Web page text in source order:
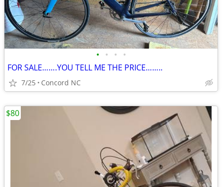
• • • •
FOR SALE…….YOU TELL ME THE PRICE……..
7/25 Concord NC
$80